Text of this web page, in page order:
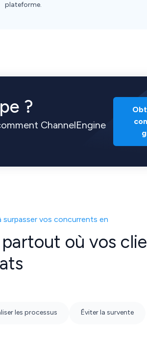
plateforme.
?
ChannelEngine
surpasser vos concurrents en
où vos
les processus Éviter la survente